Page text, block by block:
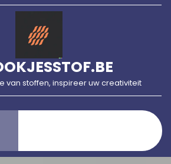
van stoffen, inspireer uw creativiteit